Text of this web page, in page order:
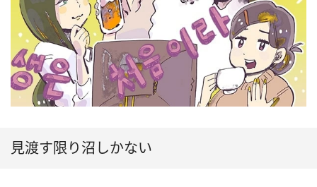
見渡す限り沼しかない